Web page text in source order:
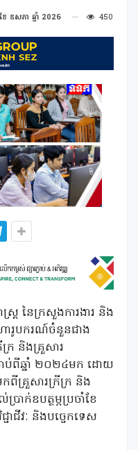
ែ ឧសភា ឆ្នាំ 2026 450
ស្រ្ដ នៃក្រសួងការងារ និង
ហារូបករណ៍ចំនួនជាង
រ និងគ្រួសារ
ប់ពីឆ្នាំ ២០២៤មក ដោយ
គ្រួសារក្រីក្រ និង
ាក់ឧបត្ថម្ភប្រចាំខែ
ាជីវៈ និងបច្ចេកទេស